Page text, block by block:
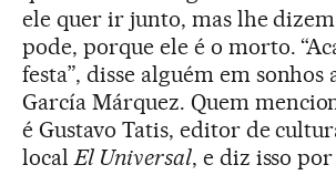
ele quer ir junto, mas lhe
pode, porque ele é o morto.
festa”, disse alguém em sonhos
García Márquez. Quem
é Gustavo Tatis, editor de
local El Universal, e diz isso